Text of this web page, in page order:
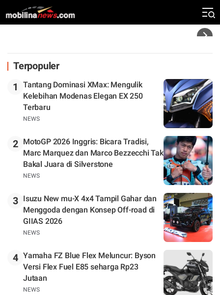
Klasemen
Terpopuler
1
Tantang Dominasi XMax: Mengulik
Kelebihan Modenas Elegan EX 250
Terbaru
NEWS
2
MotoGP 2026 Inggris: Bicara Tradisi,
Marc Marquez dan Marco Bezzecchi Tak
Bakal Juara di Silverstone
NEWS
3
Isuzu New mu-X 4x4 Tampil Gahar dan
Menggoda dengan Konsep Off-road di
GIIAS 2026
NEWS
4 Yamaha FZ Blue Flex Meluncur: Byson
Versi Flex Fuel E85 seharga Rp23
Jutaan
NEWS